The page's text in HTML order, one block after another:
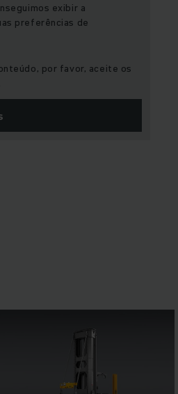
exibir a
preferências de
por favor, aceite os